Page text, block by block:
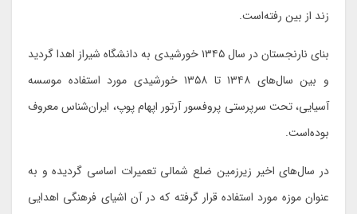
زند از بین رفته‌است.
بنای نارنجستان در سال ۱۳۴۵ خورشیدی به دانشگاه شیراز اهدا گردید
و بین سال‌های ۱۳۴۸ تا ۱۳۵۸ خورشیدی مورد استفاده موسسه
آسیایی، تحت سرپرستی پروفسور آرتور اپهام پوپ، ایران‌شناس معروف
بوده‌است.
در سال‌های اخیر زیرزمین ضلع شمالی تعمیرات اساسی گردیده و به
عنوان موزه مورد استفاده قرار گرفته که در آن اشیای فرهنگی اهدایی